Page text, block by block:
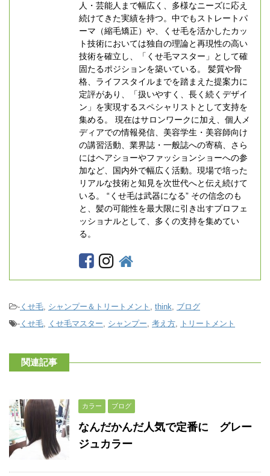
人・芸能人まで幅広く、多様なニーズに応え
続けてきた実績を持つ。中でもストレートパ
ーマ（縮毛矯正）や、くせ毛を活かしたカッ
ト技術においては独自の理論と再現性の高い
技術を確立し、「くせ毛マスター」として確
固たるポジションを築いている。 髪質や骨
格、ライフスタイルまでを踏まえた提案力に
定評があり、「扱いやすく、長く続くデザイ
ン」を実現するスペシャリストとして支持を
集める。 現在はサロンワークに加え、個人メ
ディアでの情報発信、美容学生・美容師向け
の講習活動、業界誌・一般誌への寄稿、さら
にはヘアショーやファッションショーへの参
加など、国内外で幅広く活動。現場で培った
リアルな技術と知見を次世代へと伝え続けて
いる。 “くせ毛は武器になる” その信念のも
と、髪の可能性を最大限に引き出すプロフェ
ッショナルとして、多くの支持を集めてい
る。
- くせ毛, シャンプー＆トリートメント , think, ブログ
- くせ毛, くせ毛マスター, シャンプー, 考え方, トリートメント
関連記事
カラー ブログ
なんだかんだ人気で定番に グレー
ジュカラー